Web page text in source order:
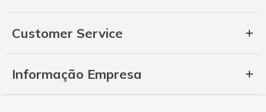
Customer Service
Informação Empresa